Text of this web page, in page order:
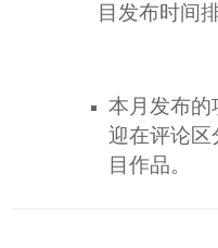
目发布时间
本月发布的
迎在评论区
目作品。